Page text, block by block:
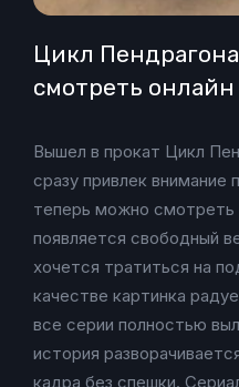
Цикл Пендрагона
смотреть онлайн
Вышел в прокат Цикл
сразу привлек внимание
теперь можно смотреть
появляется свободный
хочется тратиться на
качестве картинка
все серии полностью
история
кадра без спешки.